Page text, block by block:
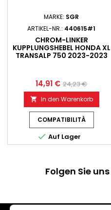
MARKE: SGR
ARTIKEL-NR.: 440615#1
CHROM-LINKER
KUPPLUNGSHEBEL HONDA XL
TRANSALP 750 2023-2023
14,91 € 24,23 €
 In den Warenkorb
COMPATIBILITÀ
 Auf Lager
Folgen Sie